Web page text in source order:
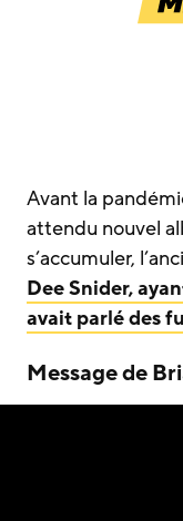
Avant la
attendu nouvel
s’accumuler,
Dee Snider,
avait parlé des
Message de